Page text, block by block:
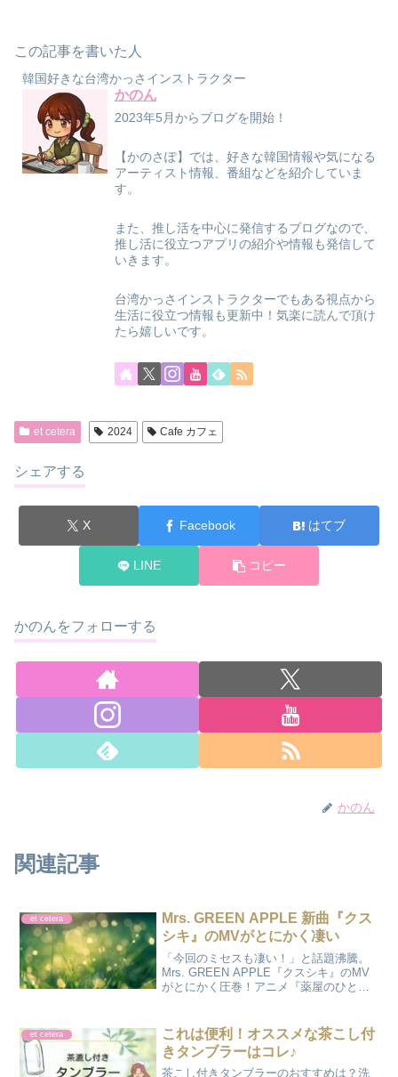
この記事を書いた人
韓国好きな台湾かっさインストラクター
かのん
2023年5月からブログを開始！
【かのさぽ】では、好きな韓国情報や気になる
アーティスト情報、番組などを紹介していま
す。
また、推し活を中心に発信するブログなので、
推し活に役立つアプリの紹介や情報も発信して
いきます。
台湾かっさインストラクターでもある視点から
生活に役立つ情報も更新中！気楽に読んで頂け
たら嬉しいです。
et cetera 2024 Cafe カフェ
シェアする
X Facebook はてブ
LINE コピー
かのんをフォローする
かのん
関連記事
et cetera
Mrs. GREEN APPLE 新曲『クス
シキ』のMVがとにかく凄い
「今回のミセスも凄い！」と話題沸騰。
Mrs. GREEN APPLE『クスシキ』のMV
がとにかく圧巻！アニメ『薬屋のひとり
心揺さぶる映像と音楽の融合を今すぐ体
験して♪
et cetera
これは便利！オススメな茶こし付
きタンブラーはコレ♪
茶こし付きタンブラーのおすすめは？洗